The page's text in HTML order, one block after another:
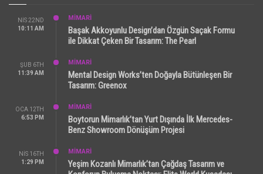
NIS 22ND
10:11 AM
MİMARİ
Başak Akkoyunlu Design’dan Özgün Saçak Formu
ile Dikkat Çeken Bir Tasarım: The Pearl
ŞUB 6TH
11:39 AM
MİMARİ
Mental Design Works’ten Doğayla Bütünleşen Bir
Tasarım: Greenox
OCA 12TH
6:53 PM
MİMARİ
Boytorun Mimarlık’tan Yurt Dışında İlk Mercedes-
Benz Showroom Dönüşüm Projesi
NIS 16TH
1:29 PM
MİMARİ
Yeşim Kozanlı Mimarlık’tan Çağdaş Tasarım ve